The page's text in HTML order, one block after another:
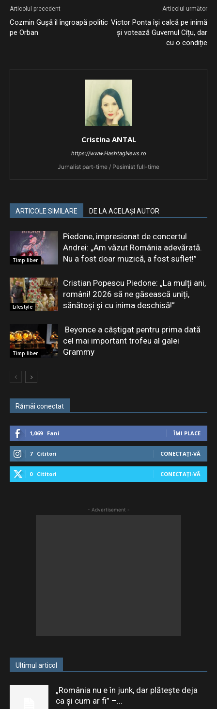
Articolul precedent
Cozmin Gușă îl îngroapă politic
pe Orban
Articolul următor
Victor Ponta își calcă pe inimă
și votează Guvernul Cîțu, dar
cu o condiție
Cristina ANTAL
https://www.HashtagNews.ro
Jurnalist part-time / Pesimist full-time
ARTICOLE SIMILARE DE LA ACELAȘI AUTOR
Timp liber
Piedone, impresionat de concertul
Andrei: „Am văzut România adevărată.
Nu a fost doar muzică, a fost suflet!”
Lifestyle
Cristian Popescu Piedone: „La mulți ani,
români! 2026 să ne găsească uniți,
sănătoși și cu inima deschisă!”
Timp liber
Beyonce a câștigat pentru prima dată
cel mai important trofeu al galei
Grammy
Rămâi conectat
1,069 Fani ÎMI PLACE
7 Cititori CONECTAȚI-VĂ
0 Cititori CONECTAȚI-VĂ
- Advertisement -
Ultimul articol
„România nu e în junk, dar plătește deja
ca și cum ar fi” –...